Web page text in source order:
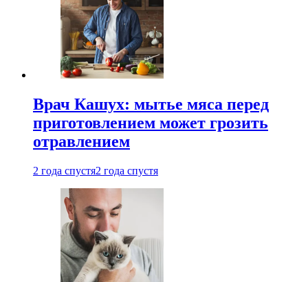
Врач Кашух: мытье мяса перед
приготовлением может грозить
отравлением
2 года спустя2 года спустя